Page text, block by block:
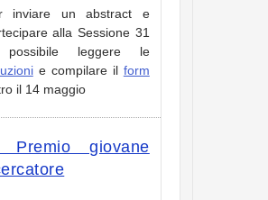
inviare un abstract e
alla Sessione 31
leggere le
e compilare il form
il 14 maggio
Premio giovane